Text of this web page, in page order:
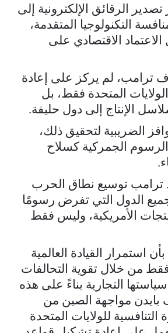
الرقائق الإلكترونية إلى
التكنولوجيا المتقدمة،
الاقتصادي على
ترامب، لم يركز على إعادة
الولايات المتحدة فقط، بل
الإنتاج إلى دول حليفة.
الضريبية لتحقيق ذلك،
الجمركية كسلاح
ترامب توسيع نطاق الحرب
جميع الدول التي تفرض رسومًا
الأمريكية، وليس فقط
استمرار القيادة العالمية
من خلال تقوية التحالفات
التجارية بناءً على هذه
بايدن مواجهة الصين من
التنافسية للولايات المتحدة